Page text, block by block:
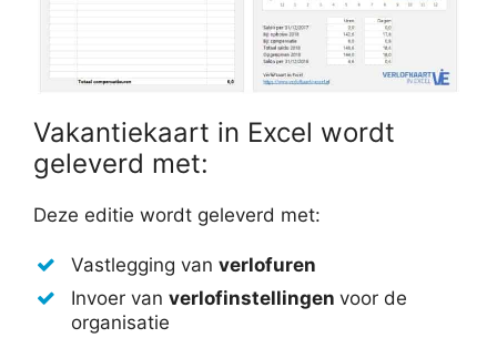
Vakantiekaart in Excel wordt
geleverd met:
Deze editie wordt geleverd met:
Vastlegging van verlofuren
Invoer van verlofinstellingen voor de
organisatie